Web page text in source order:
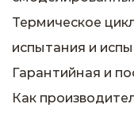
Термическое
испытания и
Гарантийная и
Как